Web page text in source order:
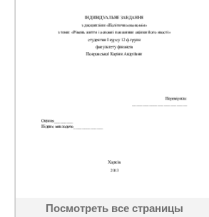
Посмотреть все страницы